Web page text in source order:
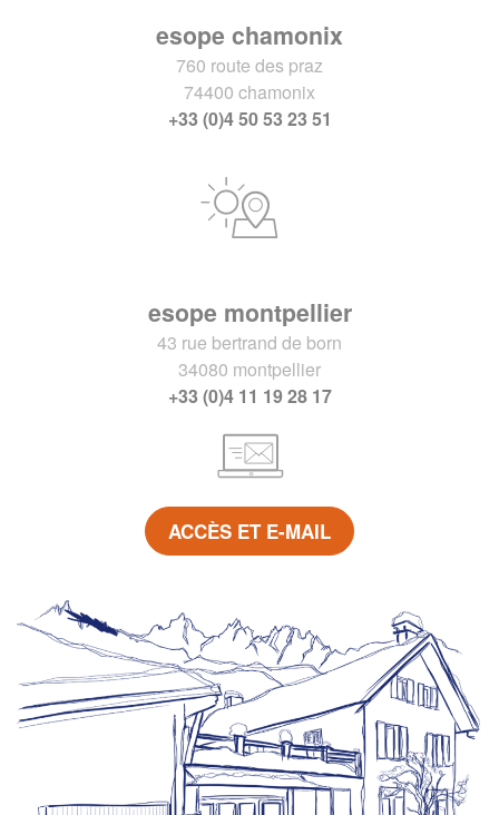
esope chamonix
760 route des praz
74400 chamonix
+33 (0)4 50 53 23 51
esope montpellier
43 rue bertrand de born
34080 montpellier
+33 (0)4 11 19 28 17
ACCÈS ET E-MAIL